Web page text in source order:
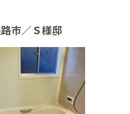
市／Ｓ様邸